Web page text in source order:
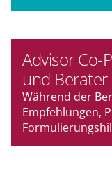
Advisor Co-
und Berater
Während der
Empfehlungen,